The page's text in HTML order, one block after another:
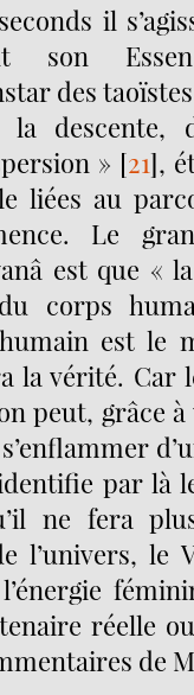
il
son
des
descente,
» [21],
liées au
Le
est que «
corps
est le
la vérité. Car
peut, grâce
par là
ne fera
l’univers, le
réelle
de